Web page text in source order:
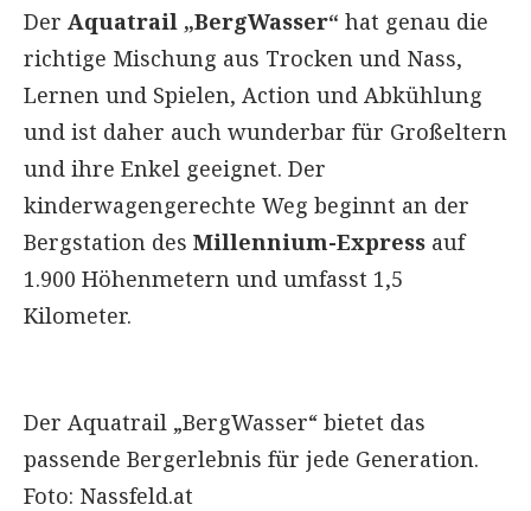
Der Aquatrail „BergWasser“ hat genau die
richtige Mischung aus Trocken und Nass,
Lernen und Spielen, Action und Abkühlung
und ist daher auch wunderbar für Großeltern
und ihre Enkel geeignet. Der
kinderwagengerechte Weg beginnt an der
Bergstation des Millennium-Express auf
1.900 Höhenmetern und umfasst 1,5
Kilometer.
Der Aquatrail „BergWasser“ bietet das
passende Bergerlebnis für jede Generation.
Foto: Nassfeld.at